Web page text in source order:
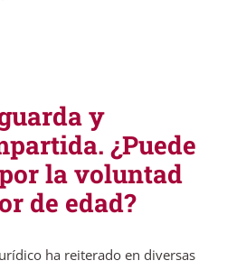
y
¿Puede
la voluntad
de edad?
ha reiterado en diversas